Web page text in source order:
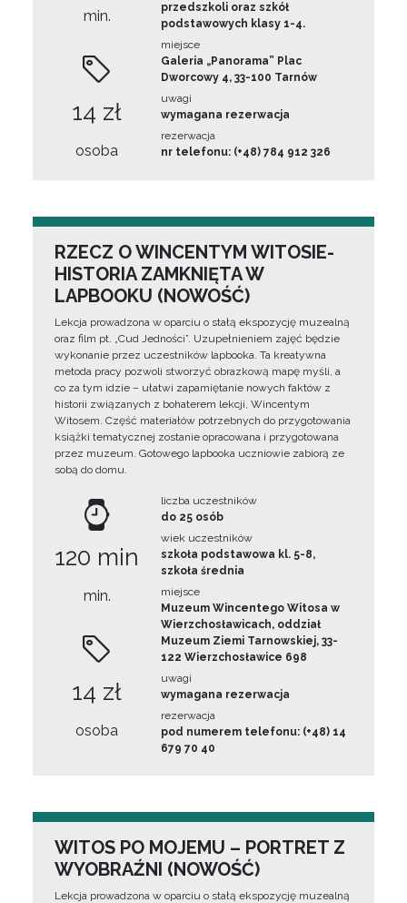
min.
14 zł
osoba
przedszkoli oraz szkół
podstawowych klasy 1-4.
miejsce
Galeria „Panorama” Plac
Dworcowy 4, 33-100 Tarnów
uwagi
wymagana rezerwacja
rezerwacja
nr telefonu: (+48) 784 912 326
RZECZ O WINCENTYM WITOSIE-
HISTORIA ZAMKNIĘTA W
LAPBOOKU (NOWOŚĆ)
Lekcja prowadzona w oparciu o stałą ekspozycję muzealną
oraz film pt. „Cud Jedności”. Uzupełnieniem zajęć będzie
wykonanie przez uczestników lapbooka. Ta kreatywna
metoda pracy pozwoli stworzyć obrazkową mapę myśli, a
co za tym idzie – ułatwi zapamiętanie nowych faktów z
historii związanych z bohaterem lekcji, Wincentym
Witosem. Część materiałów potrzebnych do przygotowania
książki tematycznej zostanie opracowana i przygotowana
przez muzeum. Gotowego lapbooka uczniowie zabiorą ze
sobą do domu.
120 min
min.
14 zł
osoba
liczba uczestników
do 25 osób
wiek uczestników
szkoła podstawowa kl. 5-8,
szkoła średnia
miejsce
Muzeum Wincentego Witosa w
Wierzchosławicach, oddział
Muzeum Ziemi Tarnowskiej, 33-
122 Wierzchosławice 698
uwagi
wymagana rezerwacja
rezerwacja
pod numerem telefonu: (+48) 14
679 70 40
WITOS PO MOJEMU – PORTRET Z
WYOBRAŹNI (NOWOŚĆ)
Lekcja prowadzona w oparciu o stałą ekspozycję muzealną